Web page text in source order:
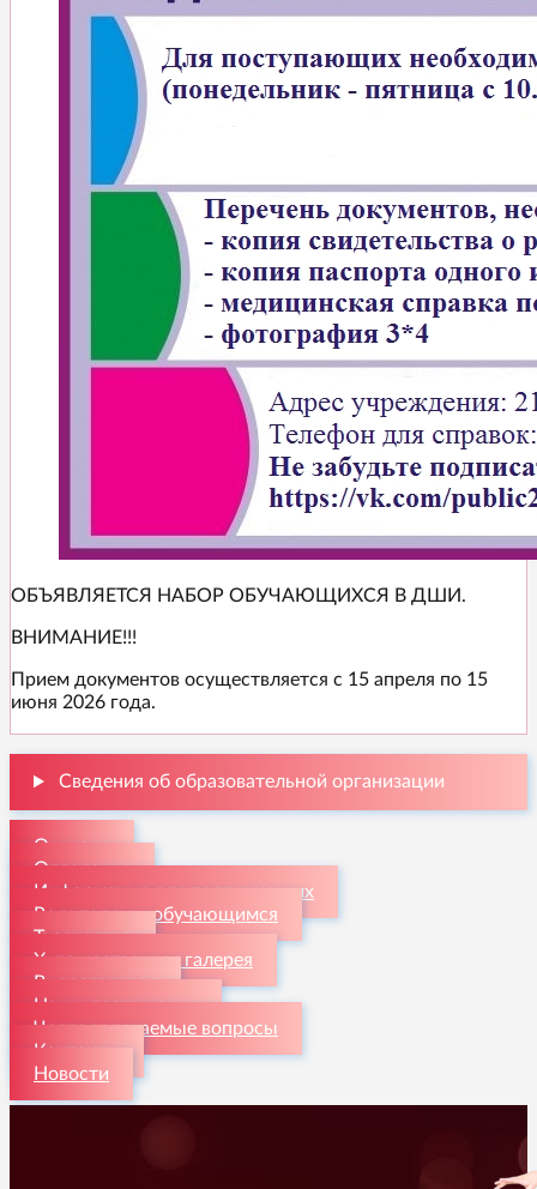
ОБЪЯВЛЯЕТСЯ НАБОР ОБУЧАЮЩИХСЯ В ДШИ.
ВНИМАНИЕ!!!
Прием документов осуществляется с 15 апреля по 15
июня 2026 года.
Сведения об образовательной организации
О школе
Отделения
Информация для поступающих
Родителям и обучающимся
Творчество
Художественная галерея
Видеогалерея
Наши достижения
Часто задаваемые вопросы
Контакты
Новости